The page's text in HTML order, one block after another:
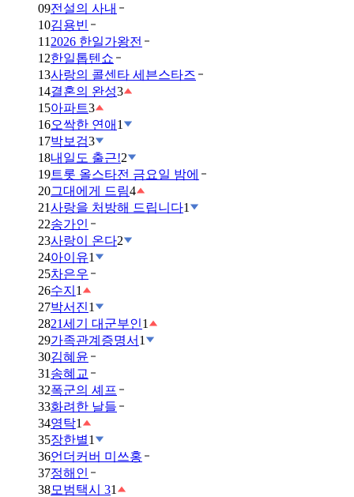
09전설의 사내
10김용빈
11 2026 한일가왕전
12한일톱텐쇼
13사랑의 콜센타 세븐스타즈
14결혼의 완성3
15아파트3
16오싹한 연애 1
17박보검3
18내일도 출근!2
19트롯 올스타전 금요일 밤에
20그대에게 드림4
21사랑을 처방해 드립니다1
22송가인
23사랑이 온다2
24아이유1
25차은우
26수지 1
27박서진1
2821세기 대군부인1
29가족관계증명서 1
30김혜윤
31 송혜교
32폭군의 셰프
33화려한 날들
34영탁1
35장한별1
36언더커버 미쓰홍
37정해인
38모범택시 31